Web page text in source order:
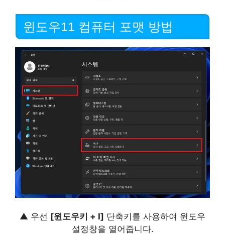
윈도우11 컴퓨터 포맷 방법
▲ 우선 [윈도우키 + I] 단축키를 사용하여 윈도우
설정창을 열어줍니다.